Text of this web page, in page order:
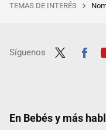
TEMAS DE INTERÉS
Síguenos
En Bebés y más